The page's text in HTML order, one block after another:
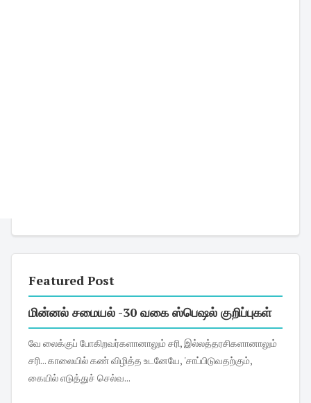
Featured Post
மின்னல் சமையல் -30 வகை ஸ்பெஷல் குறிப்புகள்
வே லைக்குப் போகிறவர்களானாலும் சரி, இல்லத்தரசிகளானாலும்
சரி... காலையில் கண் விழித்த உடனேயே, 'சாப்பிடுவதற்கும்,
கையில் எடுத்துச் செல்வ...